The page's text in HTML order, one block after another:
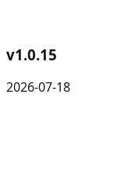
v1.0.15
2026-07-18